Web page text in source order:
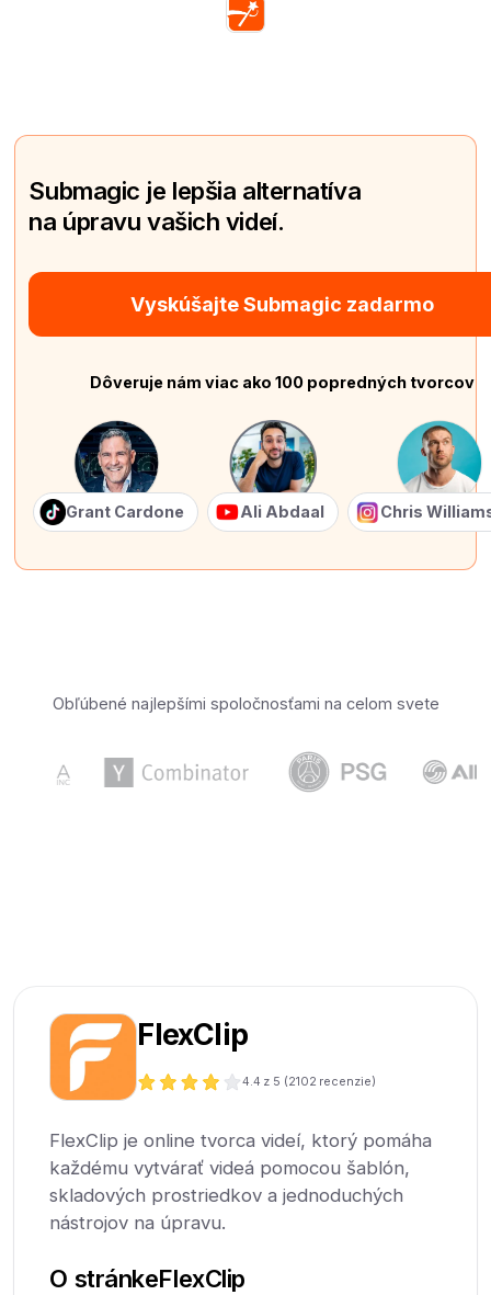
Submagic je lepšia alternatíva
na úpravu vašich videí.
Vyskúšajte Submagic zadarmo
Dôveruje nám viac ako 100 popredných tvorcov
Grant Cardone Ali Abdaal Chris
Obľúbené najlepšími spoločnosťami na celom svete
FlexClip
4.4 z 5 (2102 recenzie)
FlexClip je online tvorca videí, ktorý pomáha
každému vytvárať videá pomocou šablón,
skladových prostriedkov a jednoduchých
nástrojov na úpravu.
O stránkeFlexClip